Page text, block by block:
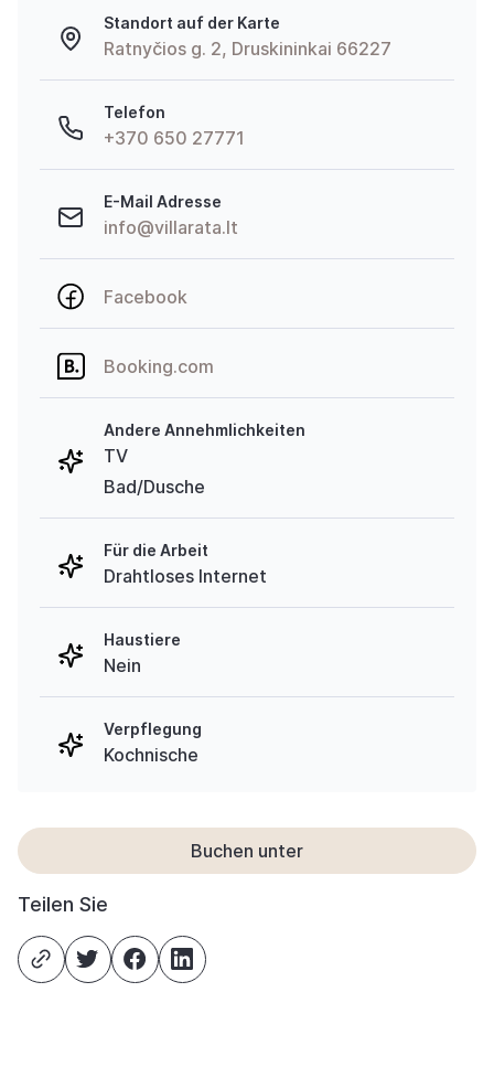
Standort auf der Karte
Ratnyčios g. 2, Druskininkai 66227
Telefon
+370 650 27771
E-Mail Adresse
info@villarata.lt
Facebook
Booking.com
Andere Annehmlichkeiten
TV
Bad/Dusche
Für die Arbeit
Drahtloses Internet
Haustiere
Nein
Verpflegung
Kochnische
Buchen unter
Teilen Sie